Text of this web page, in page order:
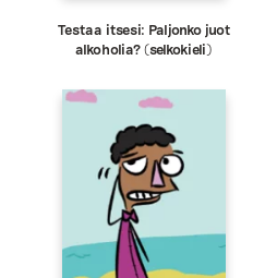
Testaa itsesi: Paljonko juot
alkoholia? (selkokieli)